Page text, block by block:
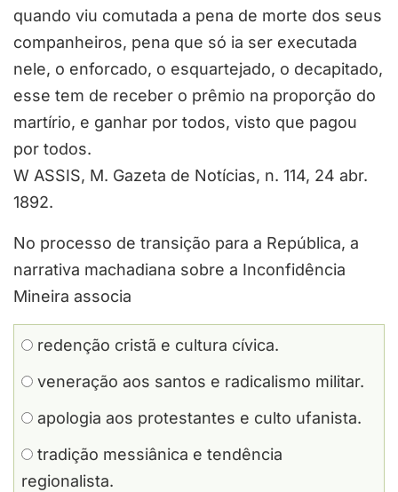
quando viu comutada a pena de morte dos seus
companheiros, pena que só ia ser executada
nele, o enforcado, o esquartejado, o decapitado,
esse tem de receber o prêmio na proporção do
martírio, e ganhar por todos, visto que pagou
por todos.
W ASSIS, M. Gazeta de Notícias, n. 114, 24 abr.
1892.
No processo de transição para a República, a
narrativa machadiana sobre a Inconfidência
Mineira associa
redenção cristã e cultura cívica.
veneração aos santos e radicalismo militar.
apologia aos protestantes e culto ufanista.
tradição messiânica e tendência
regionalista.